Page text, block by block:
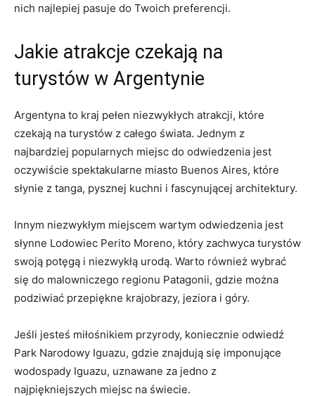
nich najlepiej‍ pasuje⁣ do Twoich preferencji.
Jakie atrakcje ⁣czekają ⁤na
turystów w Argentynie
Argentyna to kraj ⁤pełen⁢ niezwykłych atrakcji, ‍które
czekają na ​turystów z całego ​świata.⁣ Jednym z‌
najbardziej popularnych ‍miejsc do odwiedzenia jest
oczywiście spektakularne miasto​ Buenos Aires, które
słynie z​ tanga, pysznej kuchni i fascynującej architektury.
Innym niezwykłym miejscem wartym odwiedzenia jest
słynne Lodowiec ‍Perito Moreno, który zachwyca turystów
swoją potęgą i niezwykłą urodą. Warto również wybrać
się do‍ malowniczego regionu⁣ Patagonii, gdzie można
podziwiać przepiękne krajobrazy, jeziora ⁢i góry.
Jeśli ‍jesteś⁤ miłośnikiem przyrody, ⁣koniecznie odwiedź
Park Narodowy Iguazu, gdzie znajdują się imponujące
wodospady ​Iguazu, ​uznawane za jedno z
najpiękniejszych miejsc ​na świecie.